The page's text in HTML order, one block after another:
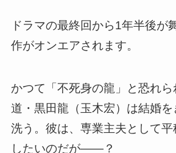
ドラマの最終回から1年半後が
作がオンエアされます。
かつて「不死身の龍」と恐れ
道・黒田龍（玉木宏）は結婚
洗う。彼は、専業主夫として
したいのだが――？